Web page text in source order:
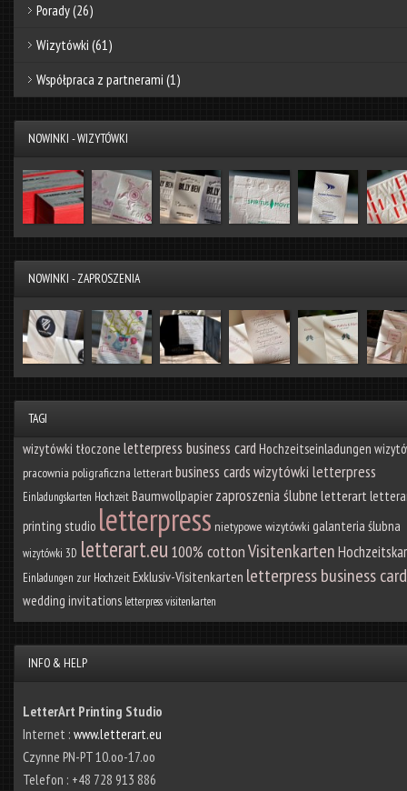
Porady(26)
Wizytówki (61)
Współpraca z partnerami (1)
NOWINKI - WIZYTÓWKI
NOWINKI - ZAPROSZENIA
TAGI
wizytówki tłoczone letterpress business card Hochzeitseinladungen
pracownia poligraficzna letterartbusiness cardswizytówki letterpress
Einladungskarten HochzeitBaumwollpapier zaproszenia ślubne letterart
printing studio letterpress nietypowe wizytówki galanteria ślubna
wizytówki 3D letterart.eu 100% cottonVisitenkarten
Einladungen zur HochzeitExklusiv-Visitenkarten letterpress business
wedding invitations letterpress visitenkarten
INFO & HELP
LetterArt Printing Studio
Internet : www.letterart.eu
Czynne PN-PT 10.oo-17.oo
Telefon : +48 728 913 886